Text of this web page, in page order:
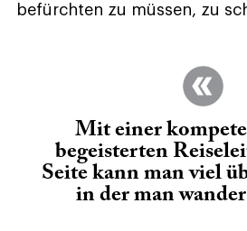
befürchten zu müssen, zu
Mit einer
begeisterten
Seite kann man viel
in der man